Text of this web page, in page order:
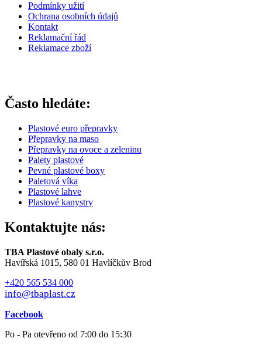
Podmínky užití
Ochrana osobních údajů
Kontakt
Reklamační řád
Reklamace zboží
Často hledáte:
Plastové euro přepravky
Přepravky na maso
Přepravky na ovoce a zeleninu
Palety plastové
Pevné plastové boxy
Paletová víka
Plastové lahve
Plastové kanystry
Kontaktujte nás:
TBA Plastové obaly s.r.o.
Havířská 1015, 580 01 Havlíčkův Brod
+420 565 534 000
info@tbaplast.cz
Facebook
Po - Pa otevřeno od 7:00 do 15:30